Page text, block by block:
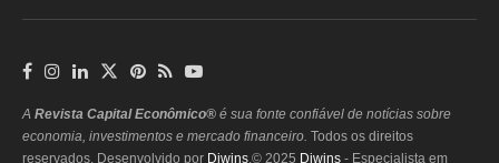
A Revista Capital Econômico® é sua fonte confiável de notícias sobre
economia, investimentos e mercado financeiro. Todos os direitos
reservados. Desenvolvido por Diwins.© 2025 Diwins - Especialista em